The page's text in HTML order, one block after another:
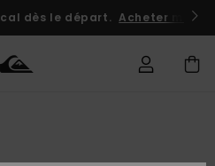
dès le départ. Acheter